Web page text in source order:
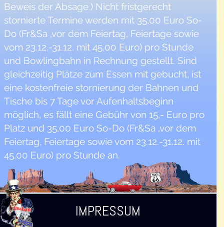
Beweis der Absage.) Nicht fristgerecht
stornierte Termine werden mit 35,00 Euro So-
Do (Fr&Sa ,vor dem Feiertag, Feiertage sowie
vom 23.12.-31.12. mit 45,00 Euro) pro Stunde
und Bowlingbahn in Rechnung gestellt. Sind
gleichzeitig Plätze zum Essen mit gebucht, ist
eine kostenfreie stornierung der Bahnen und
Tische bis 7 Tage vor Aufenhaltsbeginn
möglich, es fällt eine Gebühr von 15,- Euro pro
Platz und 35,00 Euro So-Do (Fr&Sa ,vor dem
Feiertag, Feiertage sowie vom 23.12.-31.12. mit
45,00 Euro) pro Stunde an.
IMPRESSUM